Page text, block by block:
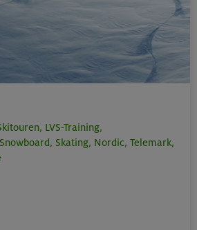
LVS-Training,
Snowboard, Skating, Nordic, Telemark,